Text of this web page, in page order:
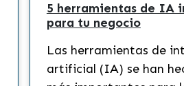
5 herramientas de IA
para tu negocio
Las herramientas de
artificial (IA) se han